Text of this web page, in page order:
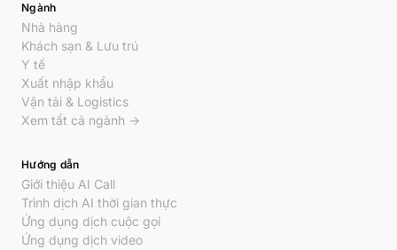
Ngành
Nhà hàng
Khách sạn & Lưu trú
Y tế
Xuất nhập khẩu
Vận tải & Logistics
Xem tất cả ngành →
Hướng dẫn
Giới thiệu AI Call
Trình dịch AI thời gian thực
Ứng dụng dịch cuộc gọi
Ứng dụng dịch video